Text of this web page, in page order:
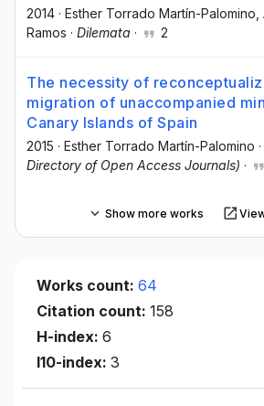
2014 · Esther Torrado Martín-Palomino
Ramos · Dilemata · 2
The necessity of
migration of unaccompanied
Canary Islands of Spain
2015 · Esther Torrado Martín-Palomino ·
Directory of Open Access Journals) ·
Show more works
Works count: 64
Citation count: 158
H-index: 6
I10-index: 3